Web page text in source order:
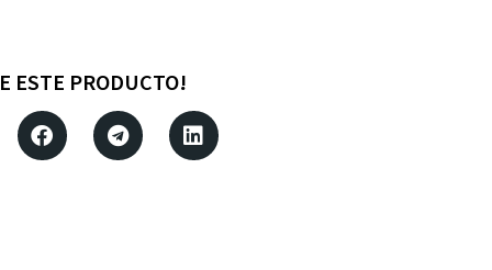
ESTE PRODUCTO!